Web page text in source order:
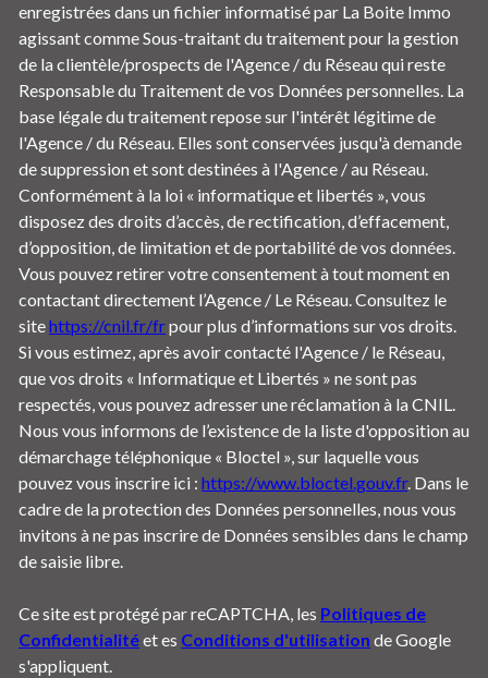
enregistrées dans un fichier informatisé par La Boite Immo
agissant comme Sous-traitant du traitement pour la gestion
de la clientèle/prospects de l'Agence / du Réseau qui reste
Responsable du Traitement de vos Données personnelles. La
base légale du traitement repose sur l'intérêt légitime de
l'Agence / du Réseau. Elles sont conservées jusqu'à demande
de suppression et sont destinées à l'Agence / au Réseau.
Conformément à la loi « informatique et libertés », vous
disposez des droits d’accès, de rectification, d’effacement,
d’opposition, de limitation et de portabilité de vos données.
Vous pouvez retirer votre consentement à tout moment en
contactant directement l’Agence / Le Réseau. Consultez le
sitehttps://cnil.fr/frpour plus d’informations sur vos droits.
Si vous estimez, après avoir contacté l'Agence / le Réseau,
que vos droits « Informatique et Libertés » ne sont pas
respectés, vous pouvez adresser une réclamation à la CNIL.
Nous vous informons de l’existence de la liste d'opposition au
démarchage téléphonique « Bloctel », sur laquelle vous
pouvez vous inscrire ici : https://www.bloctel.gouv.fr. Dans le
cadre de la protection des Données personnelles, nous vous
invitons à ne pas inscrire de Données sensibles dans le champ
de saisie libre.
Ce site est protégé par reCAPTCHA, les Politiques de
Confidentialitéet es Conditions d'utilisation de Google
s'appliquent.